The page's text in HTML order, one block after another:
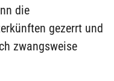
die
gezerrt und
zwangsweise